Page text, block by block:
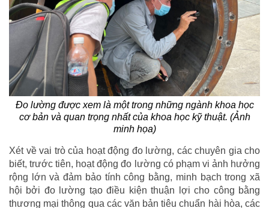
Đo lường được xem là một trong những ngành khoa học
cơ bản và quan trọng nhất của khoa học kỹ thuật. (Ảnh
minh họa)
Xét về vai trò của hoạt động đo lường, các chuyên gia cho
biết, trước tiên, hoạt động đo lường có phạm vi ảnh hưởng
rộng lớn và đảm bảo tính công bằng, minh bạch trong xã
hội bởi đo lường tạo điều kiện thuận lợi cho công bằng
thương mại thông qua các văn bản tiêu chuẩn hài hòa, các